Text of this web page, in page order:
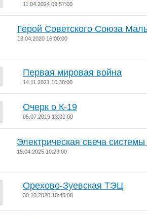
11.04.2024 09:57:00
Герой Советского Союза
13.04.2020 16:00:00
Первая мировая война
14.11.2021 10:38:00
Очерк о К-19
05.07.2019 13:01:00
Электрическая свеча
15.04.2025 10:23:00
Орехово-Зуевская ТЭЦ
30.10.2020 10:45:00